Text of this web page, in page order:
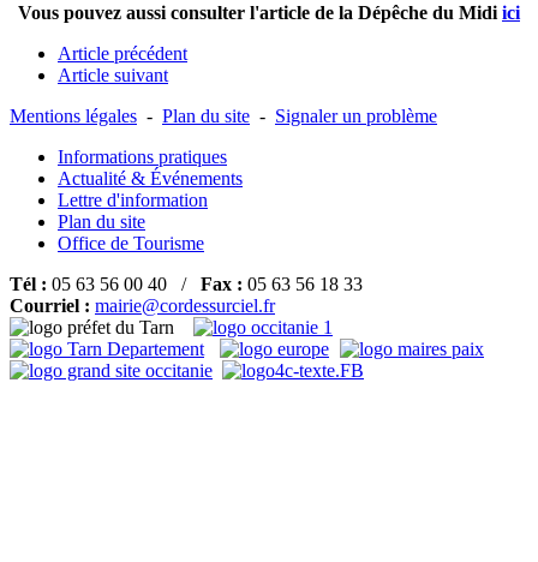
Vous pouvez aussi consulter l'article de la Dépêche du Midi ici
Article précédent
Article suivant
Mentions légales - Plan du site - Signaler un problème
Informations pratiques
Actualité & Événements
Lettre d'information
Plan du site
Office de Tourisme
Tél : 05 63 56 00 40 / Fax : 05 63 56 18 33
Courriel : mairie@cordessurciel.fr